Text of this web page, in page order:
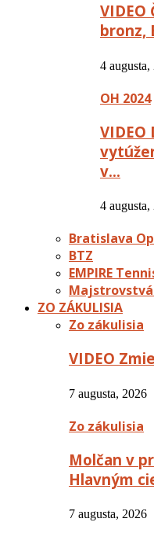
VIDEO
bronz,
4 augusta,
OH 2024
VIDEO
v…
4 augusta,
Bratislava
BTZ
EMPIRE
ZO ZÁKULISIA
Zo zákulisia
VIDEO
7 augusta, 2026
Zo zákulisia
Molčan v
Hlavným
7 augusta, 2026